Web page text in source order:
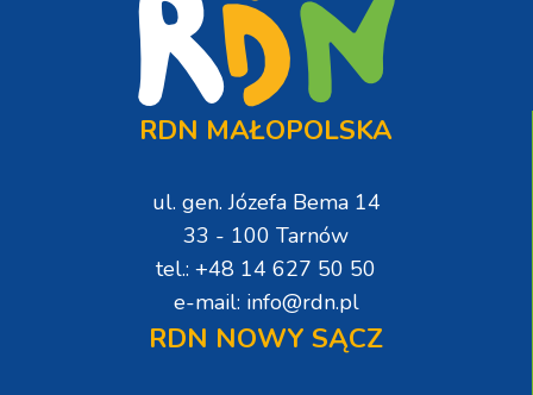
RDN MAŁOPOLSKA
ul. gen. Józefa Bema 14
33 - 100 Tarnów
tel.: +48 14 627 50 50
e-mail: info@rdn.pl
RDN NOWY SĄCZ